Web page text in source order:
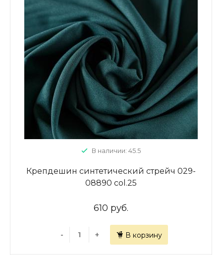
В наличии: 45.5
Крепдешин синтетический стрейч 029-
08890 col.25
610 руб.
- + В корзину